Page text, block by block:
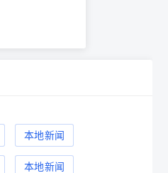
本地新闻
本地新闻